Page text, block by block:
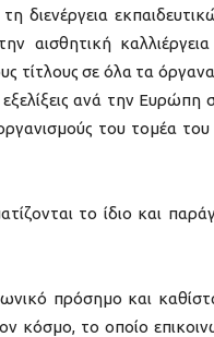
διενέργεια
αισθητική καλλιέργεια
τίτλους σε όλα τα όργανα
ανά την Ευρώπη
του τομέα
το ίδιο και
πρόσημο και
κόσμο, το οποίο